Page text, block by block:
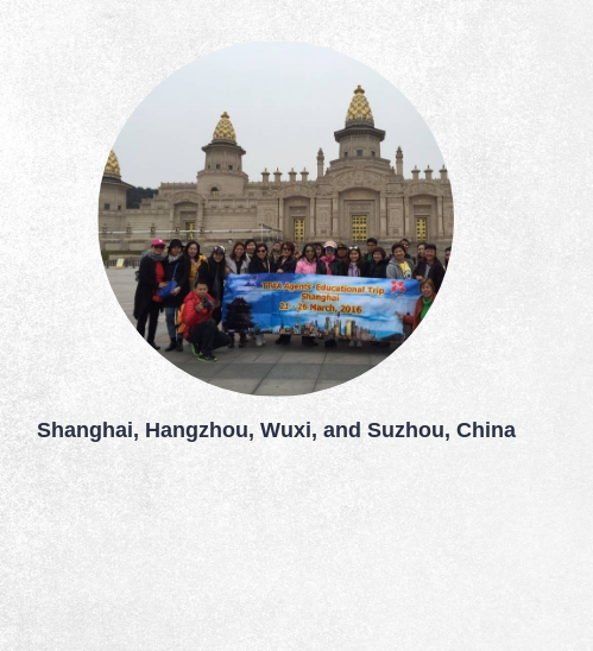
Shanghai, Hangzhou, Wuxi, and Suzhou, China